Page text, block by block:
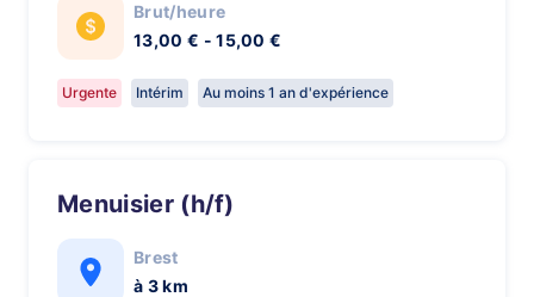
Brut/heure
13,00 € - 15,00 €
Urgente Intérim Au moins 1 an d'expérience
Menuisier (h/f)
Brest
à 3 km